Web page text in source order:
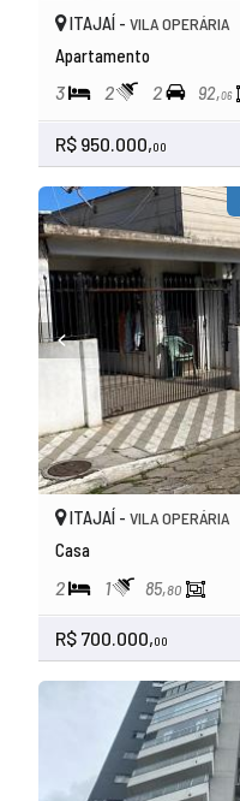
ITAJAÍ - VILA OPERÁRIA
Apartamento
3 2 2 92,06
R$ 950.000,00
ITAJAÍ - VILA OPERÁRIA
Casa
2 1 85,80
R$ 700.000,00